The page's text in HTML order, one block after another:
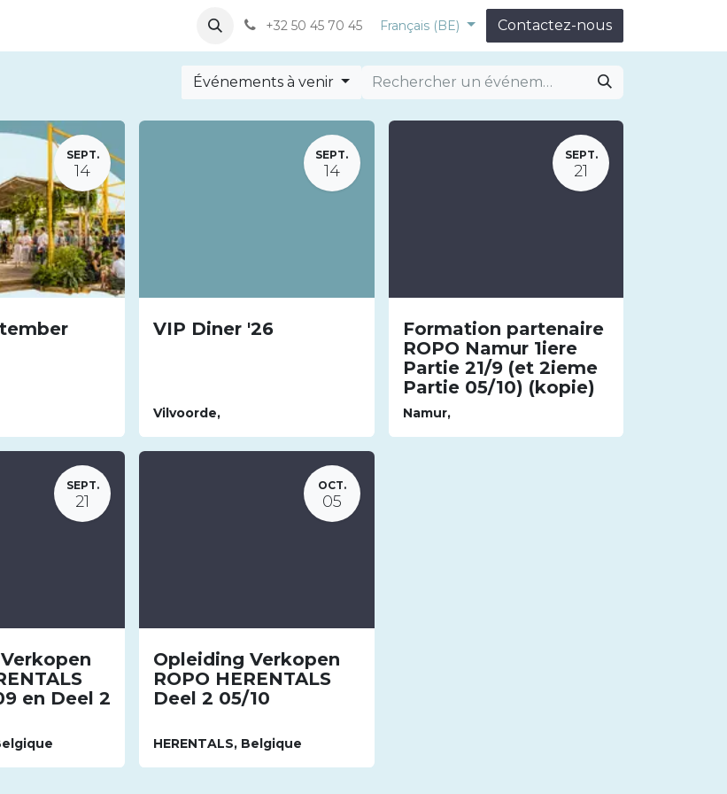
Offres d'emploi +32 50 45 70 45 Français (BE) Contactez-nous
Événements à venir
SEPT.
14
SEPT.
14
VIP Diner '26
Vilvoorde,
SEPT.
21
Formation partenaire
ROPO Namur 1iere
Partie 21/9 (et 2ieme
Partie 05/10) (kopie)
Namur,
SEPT.
21
en Deel 2
OCT.
05
Opleiding Verkopen
ROPO HERENTALS
Deel 2 05/10
HERENTALS, Belgique